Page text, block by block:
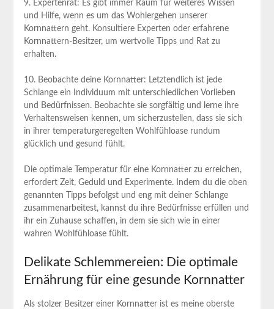
9. Expertenrat: Es gibt immer Raum für weiteres Wissen
und Hilfe, wenn es um das Wohlergehen unserer
Kornnattern geht. Konsultiere Experten oder erfahrene
Kornnattern-Besitzer, um wertvolle Tipps und Rat zu
erhalten.
10. Beobachte deine Kornnatter: Letztendlich ist jede
Schlange ein Individuum mit unterschiedlichen Vorlieben
und Bedürfnissen. Beobachte sie sorgfältig und lerne ihre
Verhaltensweisen kennen, um sicherzustellen, dass sie sich
in ihrer temperaturgeregelten Wohlfühloase rundum
glücklich und gesund fühlt.
Die optimale Temperatur für eine Kornnatter zu erreichen,
erfordert Zeit, Geduld und Experimente. Indem du die oben
genannten Tipps befolgst und eng mit deiner Schlange
zusammenarbeitest, kannst du ihre Bedürfnisse erfüllen und
ihr ein Zuhause schaffen, in dem sie sich wie in einer
wahren Wohlfühloase fühlt.
Delikate Schlemmereien: Die optimale
Ernährung für eine gesunde Kornnatter
Als stolzer Besitzer einer Kornnatter ist es meine oberste